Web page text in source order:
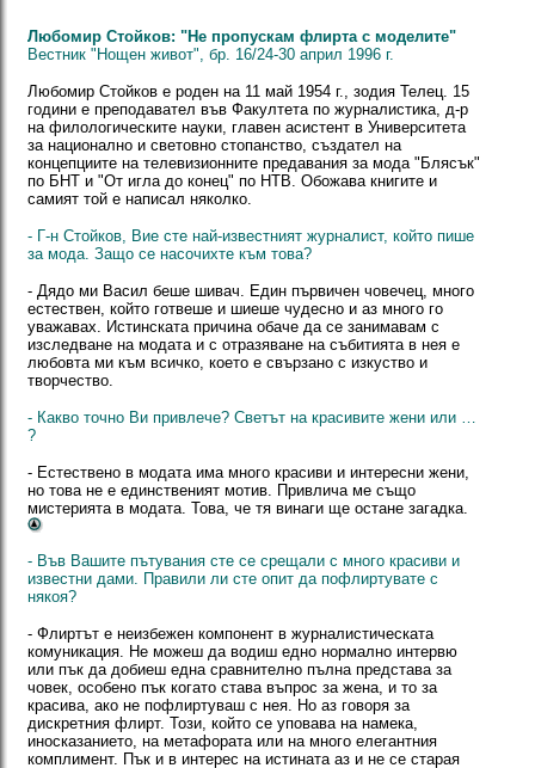
Любомир Стойков: "Не пропускам флирта с моделите"
Вестник "Нощен живот", бр. 16/24-30 април 1996 г.
Любомир Стойков е роден на 11 май 1954 г., зодия Телец. 15
години е преподавател във Факултета по журналистика, д-р
на филологическите науки, главен асистент в Университета
за национално и световно стопанство, създател на
концепциите на телевизионните предавания за мода "Блясък"
по БНТ и "От игла до конец" по НТВ. Обожава книгите и
самият той е написал няколко.
- Г-н Стойков, Вие сте най-известният журналист, който пише
за мода. Защо се насочихте към това?
- Дядо ми Васил беше шивач. Един първичен човечец, много
естествен, който готвеше и шиеше чудесно и аз много го
уважавах. Истинската причина обаче да се занимавам с
изследване на модата и с отразяване на събитията в нея е
любовта ми към всичко, което е свързано с изкуство и
творчество.
- Какво точно Ви привлече? Светът на красивите жени или …
?
- Естествено в модата има много красиви и интересни жени,
но това не е единственият мотив. Привлича ме също
мистерията в модата. Това, че тя винаги ще остане загадка.
- Във Вашите пътувания сте се срещали с много красиви и
известни дами. Правили ли сте опит да пофлиртувате с
някоя?
- Флиртът е неизбежен компонент в журналистическата
комуникация. Не можеш да водиш едно нормално интервю
или пък да добиеш една сравнително пълна представа за
човек, особено пък когато става въпрос за жена, и то за
красива, ако не пофлиртуваш с нея. Но аз говоря за
дискретния флирт. Този, който се уповава на намека,
иносказанието, на метафората или на много елегантния
комплимент. Пък и в интерес на истината аз и не се старая